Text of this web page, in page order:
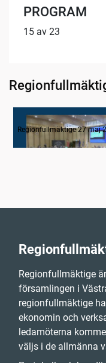
PROGRAM
15 av 23
1. Inledning
Regionfullmäktige 27 maj
Regionfullmäktige
församlingen i
regionfullmäktige
ekonomin och
ledamöterna
väljs i de allmänna